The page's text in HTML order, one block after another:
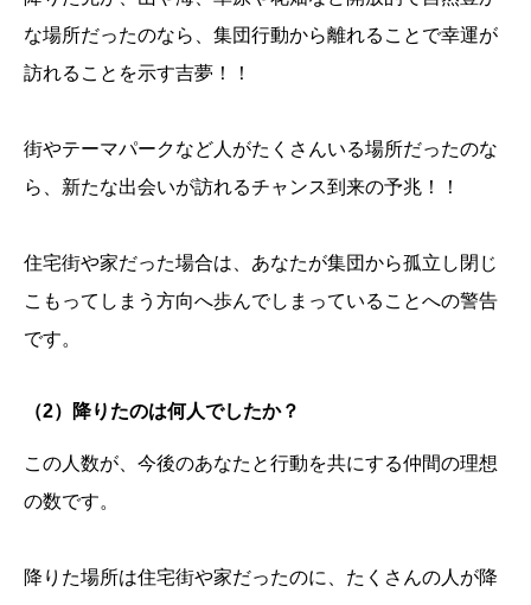
な場所だったのなら、集団行動から離れることで幸運が
訪れることを示す吉夢！！
街やテーマパークなど人がたくさんいる場所だったのな
ら、新たな出会いが訪れるチャンス到来の予兆！！
住宅街や家だった場合は、あなたが集団から孤立し閉じ
こもってしまう方向へ歩んでしまっていることへの警告
です。
（2）降りたのは何人でしたか？
この人数が、今後のあなたと行動を共にする仲間の理想
の数です。
降りた場所は住宅街や家だったのに、たくさんの人が降